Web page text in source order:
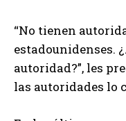
“No tienen
estadounidenses.
autoridad?”, les
las autoridades lo